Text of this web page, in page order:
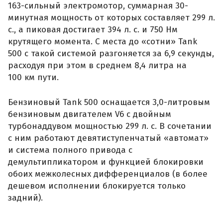
163-сильный электромотор, суммарная 30-
минутная мощность от которых составляет 299 л.
с., а пиковая достигает 394 л. с. и 750 Нм
крутящего момента. С места до «сотни» Tank
500 с такой системой разгоняется за 6,9 секунды,
расходуя при этом в среднем 8,4 литра на
100 км пути.
Бензиновый Tank 500 оснащается 3,0-литровым
бензиновым двигателем V6 с двойным
турбонаддувом мощностью 299 л. с. В сочетании
с ним работают девятиступенчатый «автомат»
и система полного привода с
демультипликатором и функцией блокировки
обоих межколесных дифференциалов (в более
дешевом исполнении блокируется только
задний).